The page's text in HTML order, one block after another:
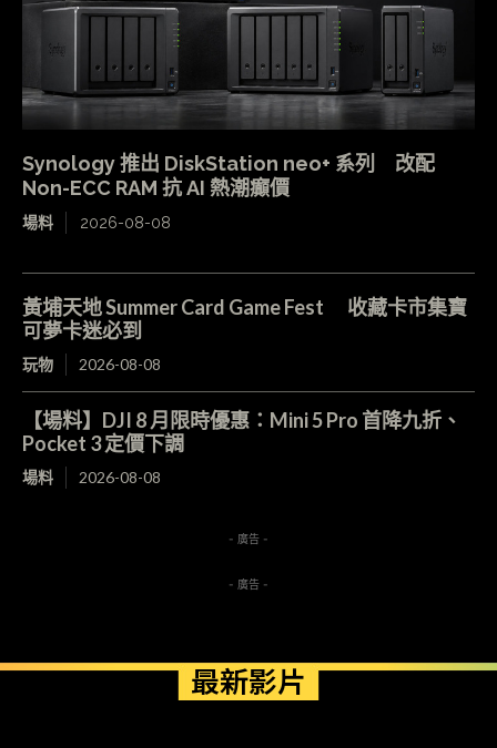
Synology 推出 DiskStation neo+ 系列 改配
Non-ECC RAM 抗 AI 熱潮癲價
場料 2026-08-08
黃埔天地 Summer Card Game Fest 收藏卡市集寶
可夢卡迷必到
玩物 2026-08-08
【場料】DJI 8 月限時優惠：Mini 5 Pro 首降九折、
Pocket 3 定價下調
場料 2026-08-08
- 廣告 -
- 廣告 -
最新影片